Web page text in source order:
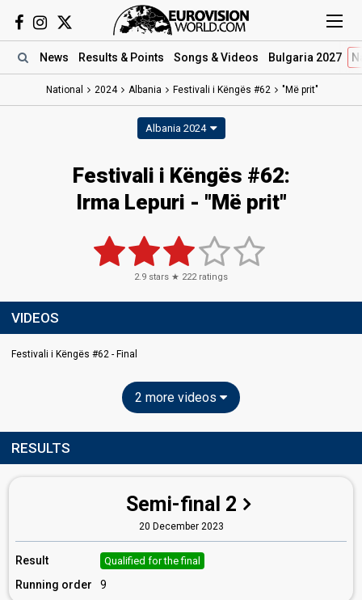
News Results & Points Songs & Videos Bulgaria 2027
National 2024 Albania Festivali i Këngës #62 "Më prit"
Albania 2024
Festivali i Këngës #62:
Irma Lepuri - "Më prit"
2.9 stars ★ 222ratings
VIDEOS
Festivali i Këngës #62 - Final
2 more videos
RESULTS
Semi-final 2
20 December 2023
Result Qualified for the final
Running order 9